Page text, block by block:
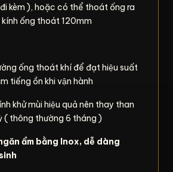
kèm ), hoặc có thể thoát ống ra
ống thoát 120mm
ống thoát khí để đạt hiệu suất
tiếng ồn khi vận hành
khử mùi hiệu quả nên thay than
( thông thường 6 tháng )
ẩm bằng Inox, dễ dàng